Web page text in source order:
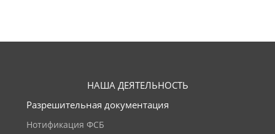
НАША ДЕЯТЕЛЬНОСТЬ
Разрешительная документация
Нотификация ФСБ